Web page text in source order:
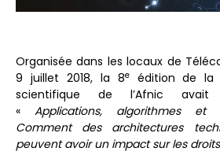
Organisée dans les locaux de
9 juillet 2018, la 8eédition de la
scientifique de l’Afnic avait
« Applications, algorithmes et
Comment des architectures
peuvent avoir un impact sur les